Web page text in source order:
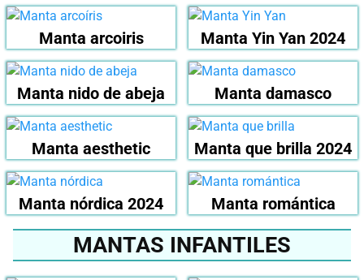
Manta arcoiris Manta Yin Yan 2024
Manta nido de abeja Manta damasco
Manta aesthetic Manta que brilla 2024
Manta nórdica 2024 Manta romántica
MANTAS INFANTILES